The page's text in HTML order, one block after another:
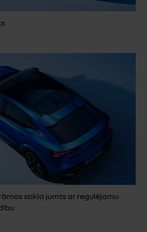
stikla jumts ar regulējamu